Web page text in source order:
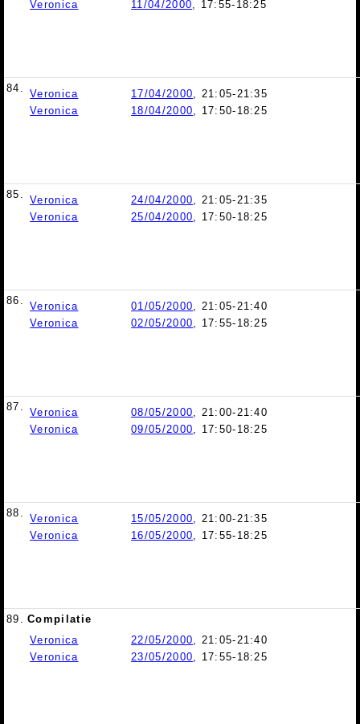
Veronica 11/04/2000, 17:55-18:25
84. Veronica 17/04/2000, 21:05-21:35
Veronica
18/04/2000, 17:50-18:25
85. Veronica 24/04/2000, 21:05-21:35
Veronica
25/04/2000, 17:50-18:25
86. Veronica 01/05/2000, 21:05-21:40
Veronica
02/05/2000, 17:55-18:25
87. Veronica 08/05/2000, 21:00-21:40
Veronica
09/05/2000, 17:50-18:25
88. Veronica 15/05/2000, 21:00-21:35
Veronica
16/05/2000, 17:55-18:25
89. Compilatie
Veronica
22/05/2000, 21:05-21:40
Veronica
23/05/2000, 17:55-18:25